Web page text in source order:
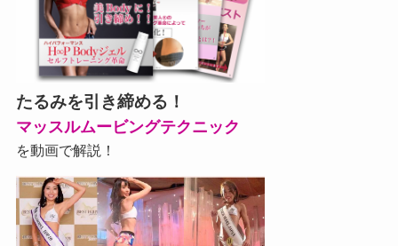
たるみを引き締める！
マッスルムービングテクニック
を動画で解説！